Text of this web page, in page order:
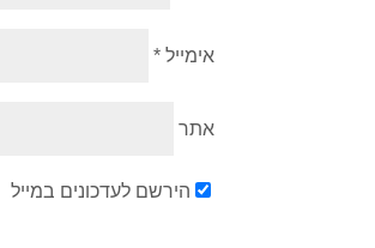
אימייל*
אתר
הירשם לעדכונים במייל